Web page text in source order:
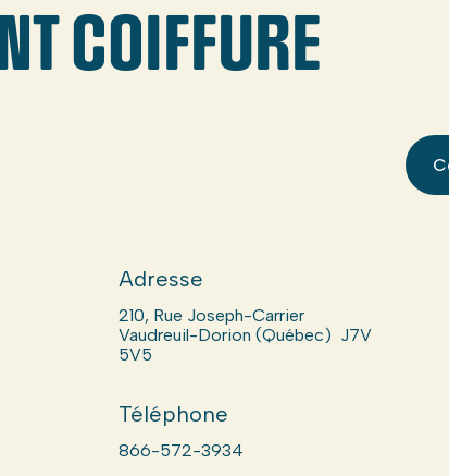
COIFFURE
Adresse
210, Rue Joseph-Carrier
Vaudreuil-Dorion (Québec) J7V
5V5
Téléphone
866-572-3934